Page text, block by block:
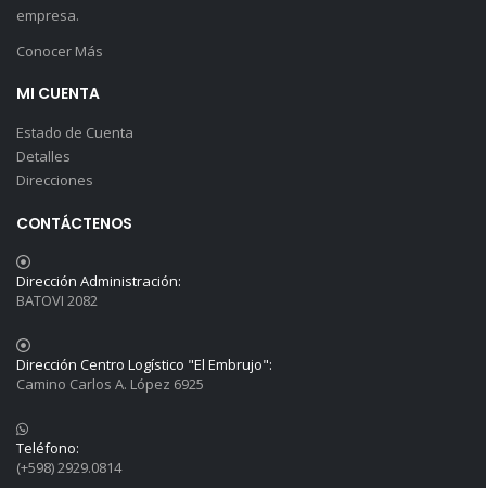
empresa.
Conocer Más
MI CUENTA
Estado de Cuenta
Detalles
Direcciones
CONTÁCTENOS
Dirección Administración:
BATOVI 2082
Dirección Centro Logístico "El Embrujo":
Camino Carlos A. López 6925
Teléfono:
(+598) 2929.0814